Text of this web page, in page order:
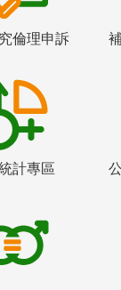
倫理申訴
計專區